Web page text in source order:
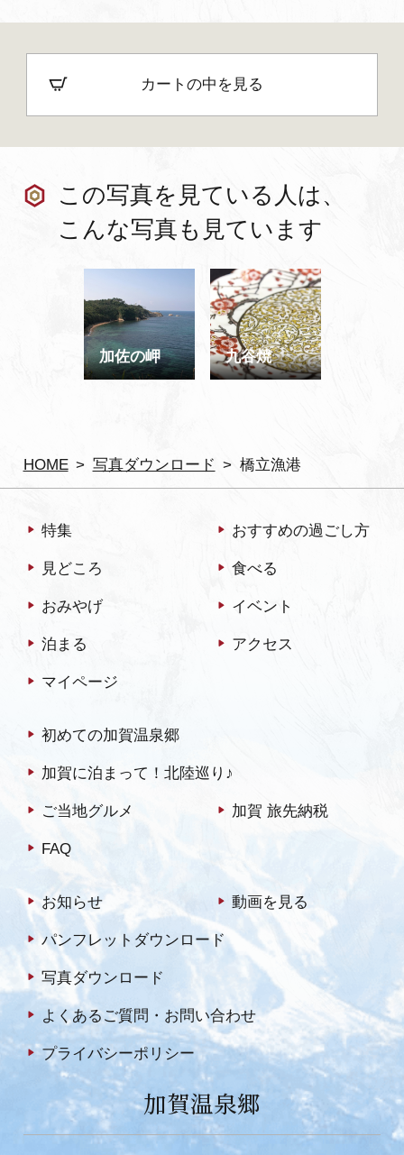
HOME 写真ダウンロード 橋立漁港
カートの中を見る
この写真を見ている人は、
こんな写真も見ています
加佐の岬 九谷焼
特集 おすすめの過ごし方
見どころ 食べる
おみやげ イベント
泊まる アクセス
マイページ
初めての加賀温泉郷
加賀に泊まって！北陸巡り♪
ご当地グルメ 加賀 旅先納税
FAQ
お知らせ 動画を見る
パンフレットダウンロード
写真ダウンロード
よくあるご質問・お問い合わせ
プライバシーポリシー
加賀温泉郷